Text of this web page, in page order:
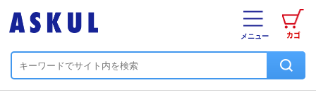
カゴ
メニュー